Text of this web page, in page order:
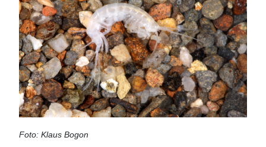
Foto: Klaus Bogon